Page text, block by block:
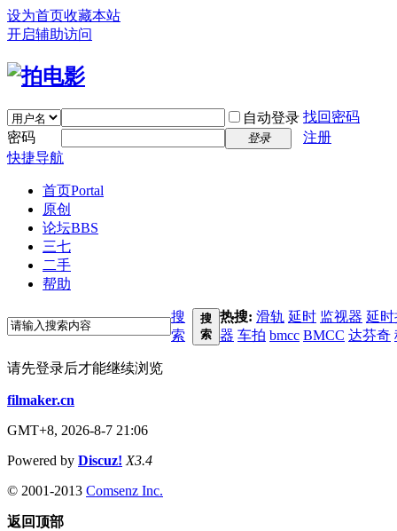
设为首页收藏本站
开启辅助访问
自动登录 找回密码
密码
登录
注册
快捷导航
首页Portal
原创
论坛BBS
三七
二手
帮助
搜
索
搜
索
热搜: 滑轨 延时 监视器 延
器 车拍 bmcc BMCC 达芬奇
请先登录后才能继续浏览
filmaker.cn
GMT+8, 2026-8-7 21:06
Powered by Discuz! X3.4
© 2001-2013 Comsenz Inc.
返回顶部